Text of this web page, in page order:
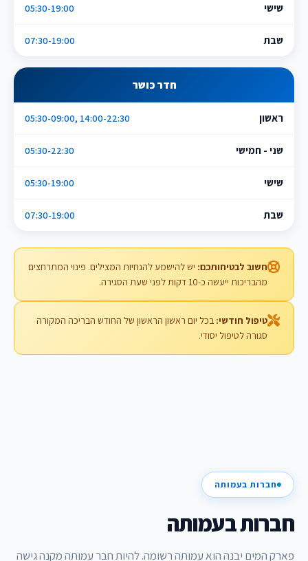
שישי 05:30-19:00
שבת 07:30-19:00
חדר כושר
ראשון 05:30-09:00, 14:00-22:30
שני - חמישי 05:30-22:30
שישי 05:30-19:00
שבת 07:30-19:00
חשוב לבטיחותכם: יש להישמע להנחיות המצילים. פינוי המתרחצים
מהבריכות ייעשה כ-10 דקות לפני שעת הסגירה.
טיפול חודשי: בכל יום ראשון הראשון של החודש הבריכה המקורה
סגורה לטיפול יסודי.
חברות בעמותה
חברות בעמותה
פארק המים יבנה הוא עמותה רשומה. להיות חבר עמותה מקנה גישה